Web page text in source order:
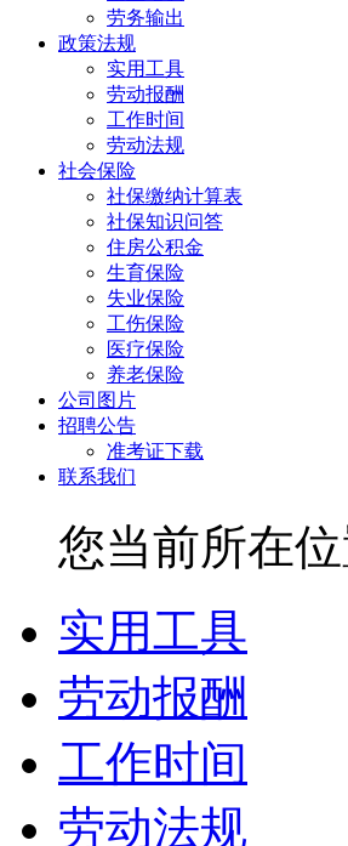
劳务输出
政策法规
实用工具
劳动报酬
工作时间
劳动法规
社会保险
社保缴纳计算表
社保知识问答
住房公积金
生育保险
失业保险
工伤保险
医疗保险
养老保险
公司图片
招聘公告
准考证下载
联系我们
您当前所在位
实用工具
劳动报酬
工作时间
劳动法规